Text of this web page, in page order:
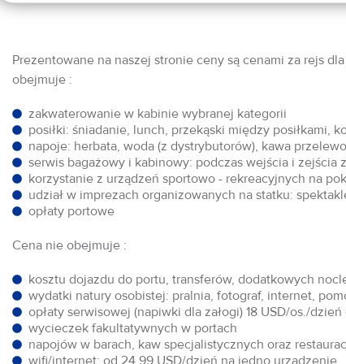
Prezentowane na naszej stronie ceny są cenami za rejs
obejmuje :
zakwaterowanie w kabinie wybranej kategorii
posiłki: śniadanie, lunch, przekąski między posiłkami,
napoje: herbata, woda (z dystrybutorów), kawa
serwis bagażowy i kabinowy: podczas wejścia i
korzystanie z urządzeń sportowo - rekreacyjnych na
udział w imprezach organizowanych na statku:
opłaty portowe
Cena nie obejmuje :
kosztu dojazdu do portu, transferów, dodatkowych
wydatki natury osobistej: pralnia, fotograf, internet,
opłaty serwisowej (napiwki dla załogi) 18 USD/os./
wycieczek fakultatywnych w portach
napojów w barach, kaw specjalistycznych oraz
wifi/internet: od 24,99 USD/dzień na jedno urządzenie